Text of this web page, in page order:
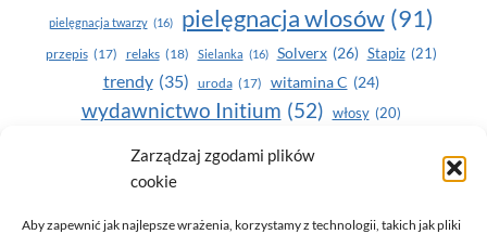
Zarządzaj zgodami plików
cookie
Aby zapewnić jak najlepsze wrażenia, korzystamy z technologii, takich jak pliki
pielęgnacja twarzy (16) pielęgnacja wlosów (91)
przepis (17) relaks (18) Sielanka (16) Solverx (26) Stapiz (21)
trendy (35) uroda (17) witamina C (24)
wydawnictwo Initium (52) włosy (20)
Yasumi(164) zdrowe zęby
zdrowie